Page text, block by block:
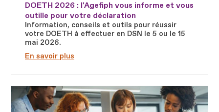
DOETH 2026 : l'Agefiph vous informe et vous
outille pour votre déclaration
Information, conseils et outils pour réussir
votre DOETH à effectuer en DSN le 5 ou le 15
mai 2026.
En savoir plus
Fichier